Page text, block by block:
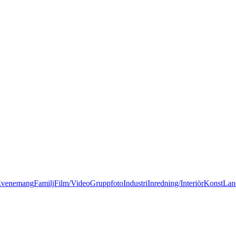
FamiljFilm/VideoGruppfotoIndustriInredning/InteriörKonst